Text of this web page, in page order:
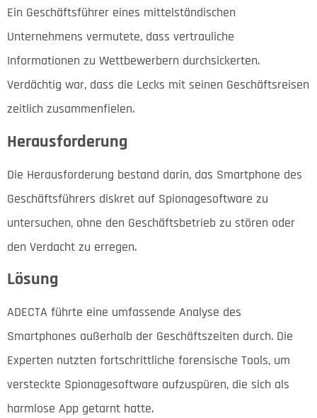
Ein Geschäftsführer eines mittelständischen
Unternehmens vermutete, dass vertrauliche
Informationen zu Wettbewerbern durchsickerten.
Verdächtig war, dass die Lecks mit seinen Geschäftsreisen
zeitlich zusammenfielen.
Herausforderung
Die Herausforderung bestand darin, das Smartphone des
Geschäftsführers diskret auf Spionagesoftware zu
untersuchen, ohne den Geschäftsbetrieb zu stören oder
den Verdacht zu erregen.
Lösung
ADECTA führte eine umfassende Analyse des
Smartphones außerhalb der Geschäftszeiten durch. Die
Experten nutzten fortschrittliche forensische Tools, um
versteckte Spionagesoftware aufzuspüren, die sich als
harmlose App getarnt hatte.